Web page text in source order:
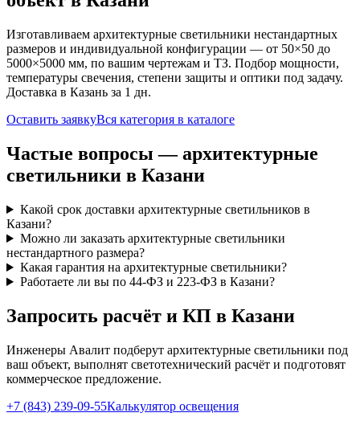
Изготавливаем архитектурные светильники нестандартных
размеров и индивидуальной конфигурации — от 50×50 до
5000×5000 мм, по вашим чертежам и ТЗ. Подбор мощности,
температуры свечения, степени защиты и оптики под задачу.
Доставка в Казань за 1 дн.
Оставить заявкуВся категория в каталоге
Частые вопросы —архитектурные
светильники в Казани
Какой срок доставки архитектурные светильников в
Казани?
Можно ли заказать архитектурные светильники
нестандартного размера?
Какая гарантия на архитектурные светильники?
Работаете ли вы по 44-ФЗ и 223-ФЗ в Казани?
Запросить расчёт и КП в Казани
Инженеры Авалит подберут архитектурные светильники под
ваш объект, выполнят светотехнический расчёт и подготовят
коммерческое предложение.
+7 (843) 239-09-55Калькулятор освещения